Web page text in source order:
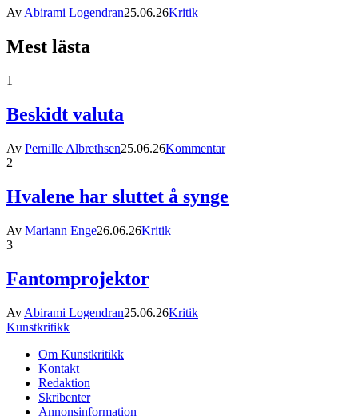
AvAbirami Logendran25.06.26Kritik
Mest lästa
1
Beskidt valuta
Av Pernille Albrethsen25.06.26Kommentar
2
Hvalene har sluttet å synge
Av Mariann Enge26.06.26Kritik
3
Fantomprojektor
Av Abirami Logendran25.06.26Kritik
Kunstkritikk
Om Kunstkritikk
Kontakt
Redaktion
Skribenter
Annonsinformation